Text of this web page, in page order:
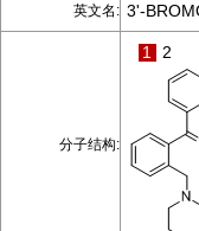
英文名: 3'-
分子结构:
1 2